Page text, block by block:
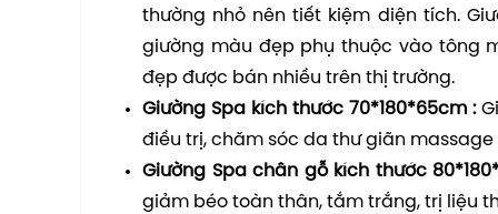
thường nhỏ nên tiết kiệm diện tích.
giường màu đẹp phụ thuộc vào tông
đẹp được bán nhiều trên thị trường.
Giường Spa kích thước 70*180*65cm :
điều trị, chăm sóc da thư giãn massage
Giường Spa chân gỗ kích thước
giảm béo toàn thân, tắm trắng, trị liệu